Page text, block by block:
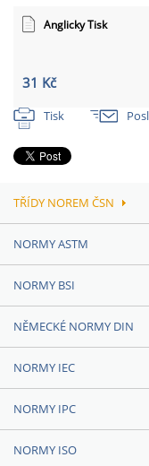
Anglicky Tisk
31 Kč
Tisk
TŘÍDY NOREM ČSN
NORMY ASTM
NORMY BSI
NĚMECKÉ NORMY DIN
NORMY IEC
NORMY IPC
NORMY ISO